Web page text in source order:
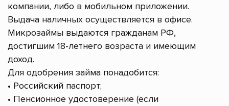
компании, либо в мобильном приложении.
Выдача наличных осуществляется в офисе.
Микрозаймы выдаются гражданам РФ,
достигшим 18-летнего возраста и имеющим
доход.
Для одобрения займа понадобится:
• Российский паспорт;
• Пенсионное удостоверение (если